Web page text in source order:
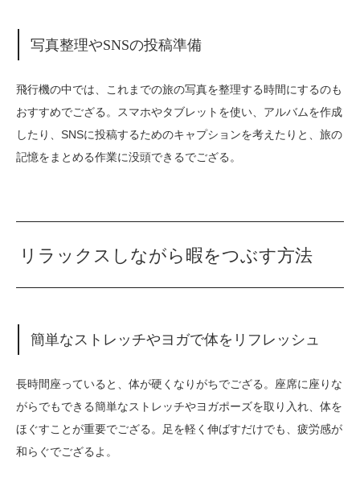
写真整理やSNSの投稿準備
飛行機の中では、これまでの旅の写真を整理する時間にするのも
おすすめでござる。スマホやタブレットを使い、アルバムを作成
したり、SNSに投稿するためのキャプションを考えたりと、旅の
記憶をまとめる作業に没頭できるでござる。
リラックスしながら暇をつぶす方法
簡単なストレッチやヨガで体をリフレッシュ
長時間座っていると、体が硬くなりがちでござる。座席に座りな
がらでもできる簡単なストレッチやヨガポーズを取り入れ、体を
ほぐすことが重要でござる。足を軽く伸ばすだけでも、疲労感が
和らぐでござるよ。